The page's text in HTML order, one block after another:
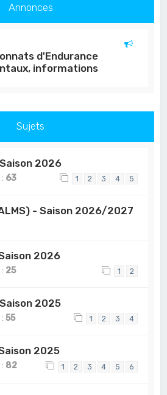
Annonces
d'Endurance
informations
Sujets
2026
63 1 2 3 4 5
- Saison 2026/2027
2026
25 1 2
2025
:55 1 2 3 4
2025
82 1 2 3 4 5 6